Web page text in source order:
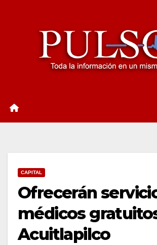
CAPITAL
Ofrecerán
médicos
Acuitlapilco